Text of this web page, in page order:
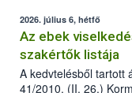
2026. július 6, hétfő
Az ebek
szakértők listája
A kedvtelésből tartott
41/2010. (II. 26.)